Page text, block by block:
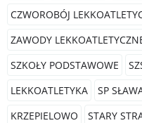
CZWOROBÓJ
ZAWODY
SZKOŁY PODSTAWOWE
LEKKOATLETYKA
SP
KRZEPIELOWO
STARY